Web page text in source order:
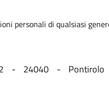
personali di qualsiasi
- 24040 -